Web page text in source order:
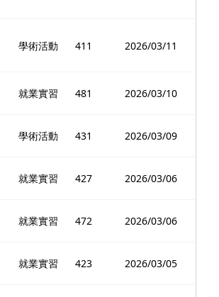
學術活動 411 2026/03/11
就業實習 481 2026/03/10
學術活動 431 2026/03/09
就業實習 427 2026/03/06
就業實習 472 2026/03/06
就業實習 423 2026/03/05